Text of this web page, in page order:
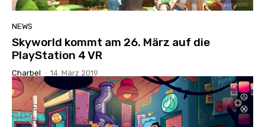
NEWS
Skyworld kommt am 26. März auf die
PlayStation 4 VR
Charbel - 14. März 2019